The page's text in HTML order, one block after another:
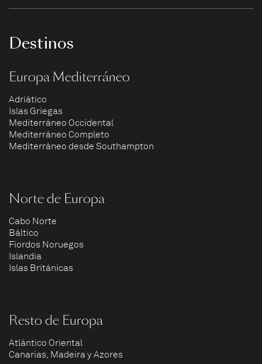
Destinos
Europa Mediterráneo
Adriático
Islas Griegas
Mediterráneo Occidental
Mediterráneo Completo
Mediterráneo desde Southampton
Norte de Europa
Cabo Norte
Báltico
Fiordos Noruegos
Islandia
Islas Británicas
Resto de Europa
Atlántico Oriental
Canarias, Madeira y Azores